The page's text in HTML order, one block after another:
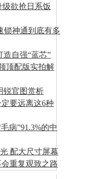
欲抢日系饭
锁神通到底有多
造自强“蓝芯”
顶配版实拍解
锐官图赏析
要远离这6种
病”91.3%的中
配大尺寸屏幕
重复观致之路